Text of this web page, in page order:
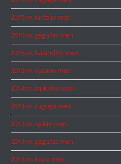
2015 m. birželio mėn.
2015 m. gegužės mėn.
2015 m. balandžio mėn.
2015 m. vasario mėn.
2014 m. lapkričio mėn.
2014 m. rugsėjo mėn.
2013 m. spalio mėn.
2013 m. gegužės mėn.
2013 m. kovo mėn.